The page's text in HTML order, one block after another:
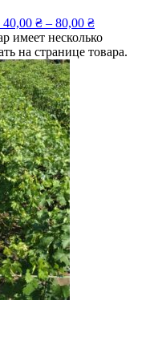
₴ – 80,00 ₴
имеет несколько
на странице товара.